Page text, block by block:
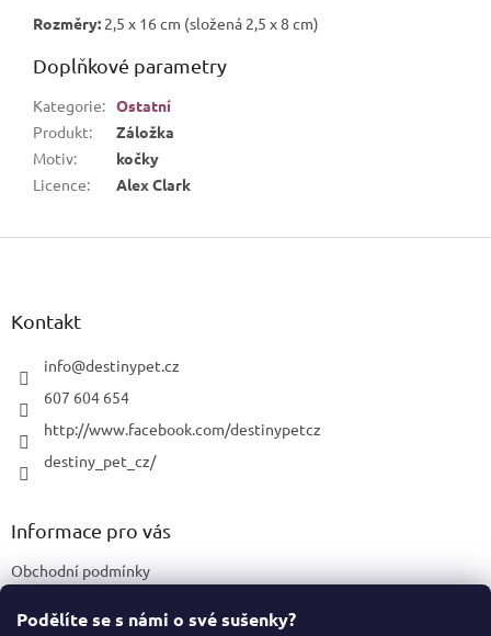
Podělíte se s námi o své sušenky?
Rozměry: 2,5 x 16 cm (složená 2,5 x 8 cm)
Doplňkové parametry
Kategorie: Ostatní
Produkt:
Záložka
Motiv:
kočky
Licence: Alex Clark
Z
Kontakt
info@destinypet.cz
607 604 654
http://www.facebook.com/destinypetcz
destiny_pet_cz/
Informace pro vás
Obchodní podmínky
Certifikace a označení produktů